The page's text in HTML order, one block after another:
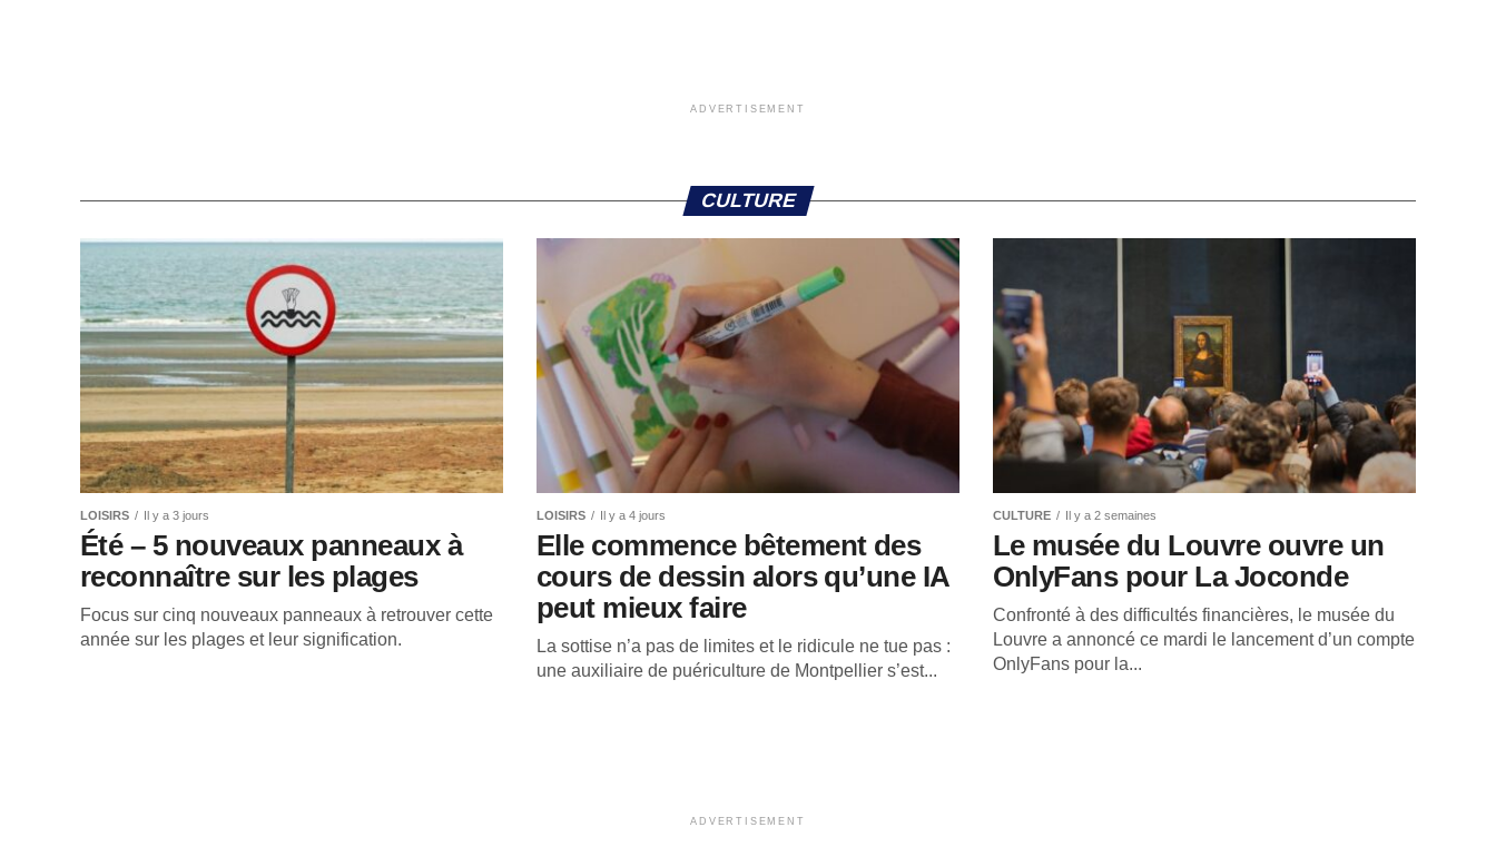
ADVERTISEMENT
CULTURE
LOISIRS Il y a 3 jours
Été – 5 nouveaux panneaux à
reconnaître sur les plages
Focus sur cinq nouveaux panneaux à retrouver cette
année sur les plages et leur signification.
LOISIRS Il y a 4 jours
Elle commence bêtement des
cours de dessin alors qu’une IA
peut mieux faire
La sottise n’a pas de limites et le ridicule ne tue pas :
une auxiliaire de puériculture de Montpellier s’est...
CULTURE Il y a 2 semaines
Le musée du Louvre ouvre un
OnlyFans pour La Joconde
Confronté à des difficultés financières, le musée du
Louvre a annoncé ce mardi le lancement d’un compte
OnlyFans pour la...
ADVERTISEMENT